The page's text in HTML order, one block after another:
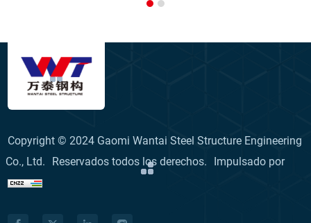
Copyright © 2024 Gaomi Wantai Steel Structure Engineering
Co., Ltd.
Reservados todos los derechos. Impulsado por